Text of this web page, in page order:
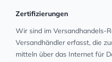
Zertifizierungen
Wir sind im Versandhandels-
Versandhändler erfasst, die
mit­teln über das Internet für